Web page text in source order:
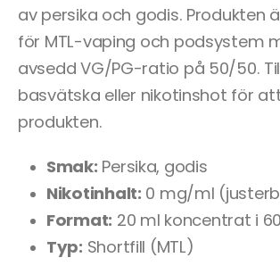
av persika och godis. Produkten
för MTL-vaping och podsystem
avsedd VG/PG-ratio på 50/50.
basvätska eller nikotinshot för
produkten.
Smak: Persika, godis
Nikotinhalt: 0 mg/ml
Format: 20 ml koncentrat i
Typ: Shortfill (MTL)